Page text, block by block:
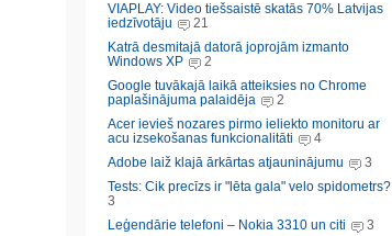
VIAPLAY: Video tiešsaistē skatās 70% Latvijas
iedzīvotāju
21
Katrā desmitajā datorā joprojām izmanto
Windows XP
2
Google tuvākajā laikā atteiksies no Chrome
paplašinājuma palaidēja
2
Acer ievieš nozares pirmo ieliekto monitoru ar
acu izsekošanas funkcionalitāti
4
Adobe laiž klajā ārkārtas atjauninājumu
3
Tests: Cik precīzs ir "lēta gala" velo spidometrs?
3
Leģendārie telefoni – Nokia 3310 un citi
3